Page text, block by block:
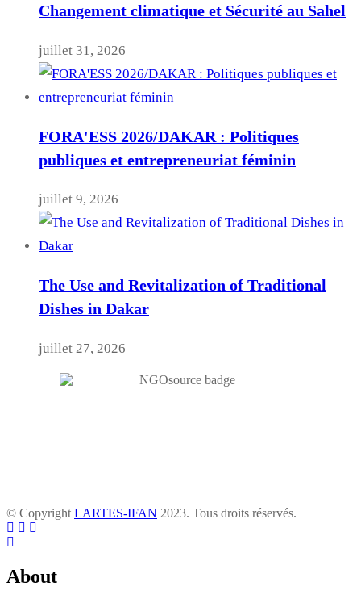
Changement climatique et Sécurité au Sahel
juillet 31, 2026
FORA'ESS 2026/DAKAR : Politiques
publiques et entrepreneuriat féminin
juillet 9, 2026
The Use and Revitalization of Traditional
Dishes in Dakar
juillet 27, 2026
© Copyright LARTES-IFAN 2023. Tous droits réservés.
About